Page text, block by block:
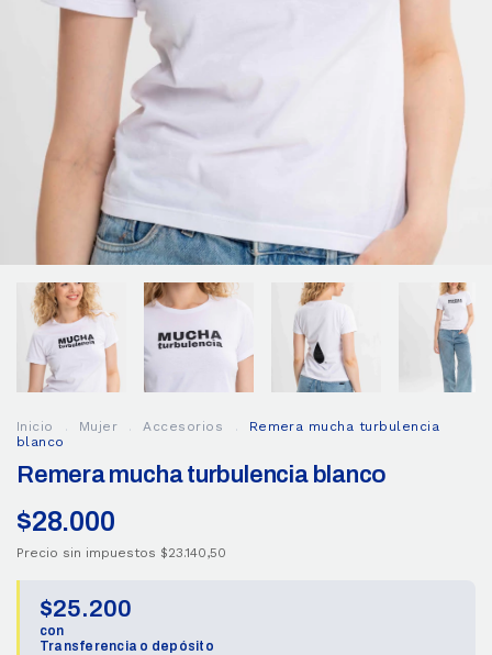
Inicio . Mujer . Accesorios .
Remera mucha turbulencia
blanco
Remera mucha turbulencia blanco
$28.000
Precio sin impuestos $23.140,50
$25.200
con
Transferencia o depósito